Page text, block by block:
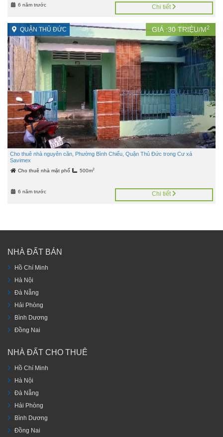
6 năm trước Chi tiết
QUẬN THỦ ĐỨC GIÁ :30 TRIỆU/M2
Cho thuê nhà nguyên căn, Phường Bình Chiểu, Quận Thủ Đức trong Cư xá
Savimex
Cho thuê nhà mặt phố 500m2
6 năm trước Chi tiết
NHÀ ĐẤT BÁN
Hồ Chí Minh
Hà Nội
Đà Nẵng
Hải Phòng
Bình Dương
Đồng Nai
NHÀ ĐẤT CHO THUÊ
Hồ Chí Minh
Hà Nội
Đà Nẵng
Hải Phòng
Bình Dương
Đồng Nai